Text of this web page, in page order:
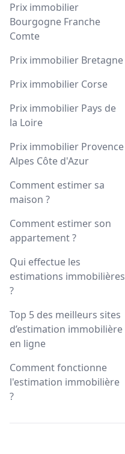
Prix immobilier
Bourgogne Franche
Comte
Prix immobilier Bretagne
Prix immobilier Corse
Prix immobilier Pays de
la Loire
Prix immobilier Provence
Alpes Côte d'Azur
Comment estimer sa
maison ?
Comment estimer son
appartement ?
Qui effectue les
estimations immobilières
?
Top 5 des meilleurs sites
d’estimation immobilière
en ligne
Comment fonctionne
l'estimation immobilière
?